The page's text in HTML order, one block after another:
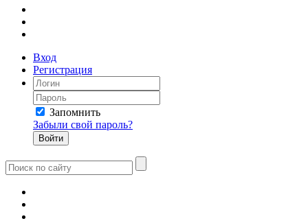
Вход
Регистрация
Запомнить
Забыли свой пароль?